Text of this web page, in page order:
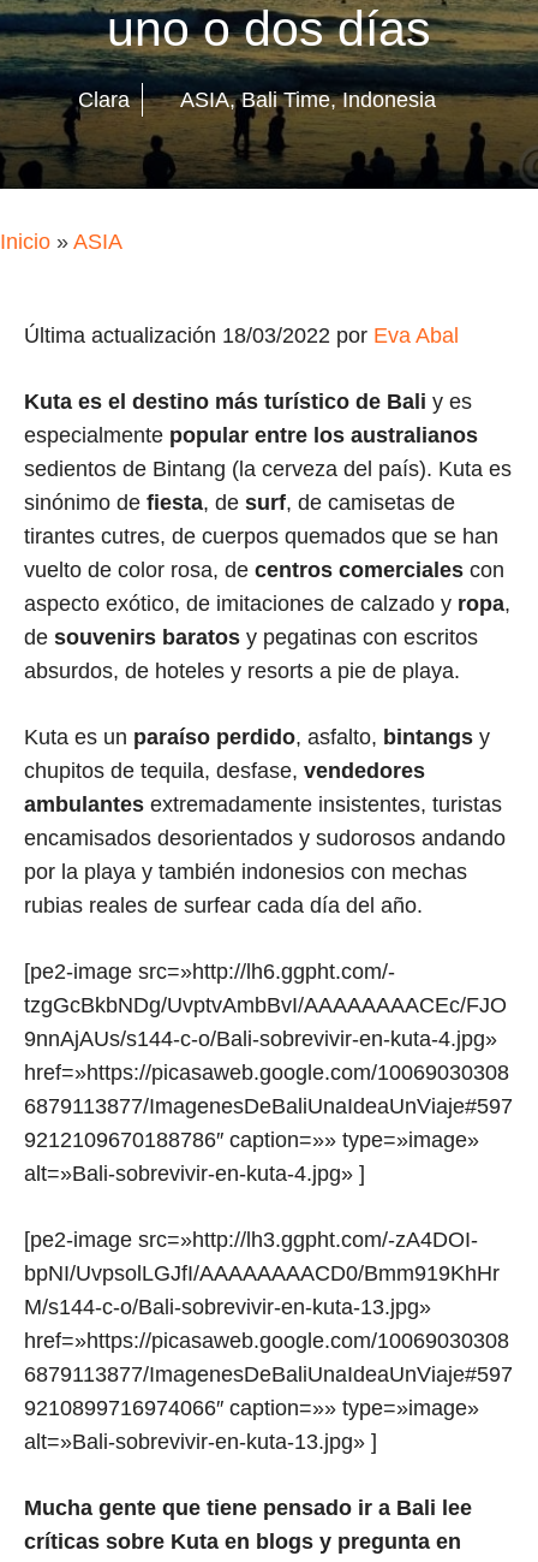
uno o dos días
Clara ASIA,Bali Time,Indonesia
Inicio » ASIA
Última actualización 18/03/2022 por Eva Abal
Kuta es el destino más turístico de Bali y es
especialmente popular entre los australianos
sedientos de Bintang (la cerveza del país). Kuta es
sinónimo de fiesta, de surf, de camisetas de
tirantes cutres, de cuerpos quemados que se han
vuelto de color rosa, de centros comerciales con
aspecto exótico, de imitaciones de calzado y ropa,
de souvenirs baratos y pegatinas con escritos
absurdos, de hoteles y resorts a pie de playa.
Kuta es un paraíso perdido, asfalto, bintangs y
chupitos de tequila, desfase, vendedores
ambulantes extremadamente insistentes, turistas
encamisados desorientados y sudorosos andando
por la playa y también indonesios con mechas
rubias reales de surfear cada día del año.
[pe2-image src=»http://lh6.ggpht.com/-
tzgGcBkbNDg/UvptvAmbBvI/AAAAAAAACEc/FJO
9nnAjAUs/s144-c-o/Bali-sobrevivir-en-kuta-4.jpg»
href=»https://picasaweb.google.com/10069030308
6879113877/ImagenesDeBaliUnaIdeaUnViaje#597
9212109670188786″ caption=»» type=»image»
alt=»Bali-sobrevivir-en-kuta-4.jpg» ]
[pe2-image src=»http://lh3.ggpht.com/-zA4DOI-
bpNI/UvpsolLGJfI/AAAAAAAACD0/Bmm919KhHr
M/s144-c-o/Bali-sobrevivir-en-kuta-13.jpg»
href=»https://picasaweb.google.com/10069030308
6879113877/ImagenesDeBaliUnaIdeaUnViaje#597
9210899716974066″ caption=»» type=»image»
alt=»Bali-sobrevivir-en-kuta-13.jpg» ]
Mucha gente que tiene pensado ir a Bali lee
críticas sobre Kuta en blogs y pregunta en